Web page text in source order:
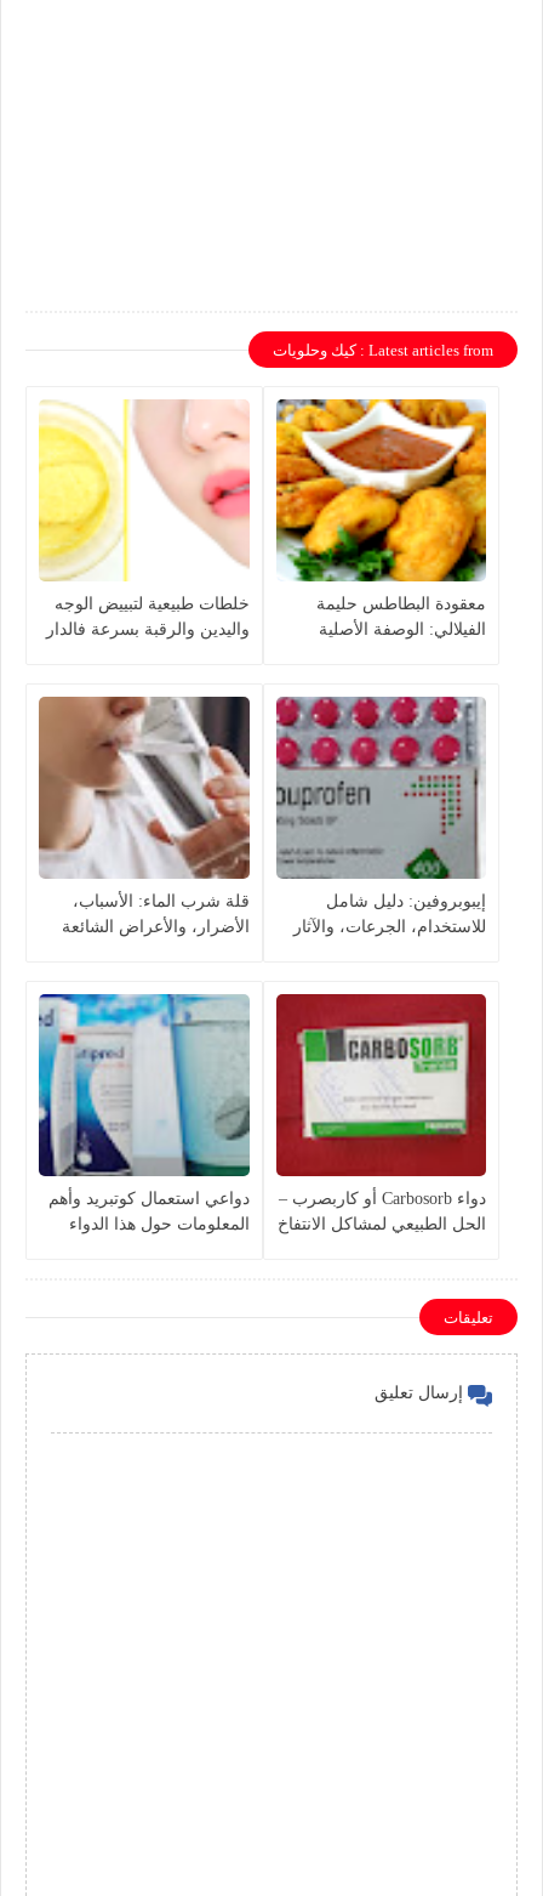
Latest articles from : كيك وحلويات
معقودة البطاطس حليمة
الفيلالي: الوصفة الأصلية
خلطات طبيعية لتبييض الوجه
واليدين والرقبة بسرعة فالدار
إيبوبروفين: دليل شامل
للاستخدام، الجرعات، والآثار
قلة شرب الماء: الأسباب،
الأضرار، والأعراض الشائعة
دواء Carbosorb أو كاربصرب –
الحل الطبيعي لمشاكل الانتفاخ
دواعي استعمال كوتبريد وأهم
المعلومات حول هذا الدواء
تعليقات
إرسال تعليق